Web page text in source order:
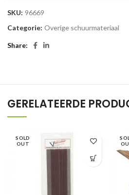
SKU: 96669
Categorie: Overige schuurmateriaal
Share
GERELATEERDE
SOLD
OUT